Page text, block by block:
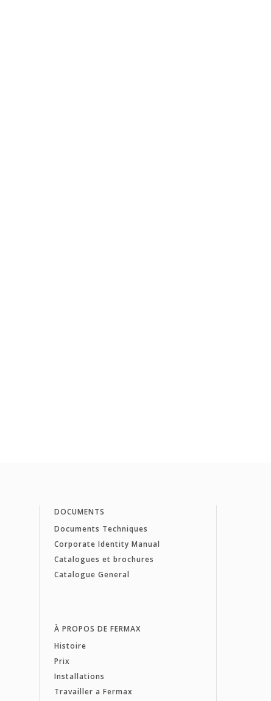
DOCUMENTS
Documents Techniques
Corporate Identity Manual
Catalogues et brochures
Catalogue General
À PROPOS DE FERMAX
Histoire
Prix
Installations
Travailler a Fermax